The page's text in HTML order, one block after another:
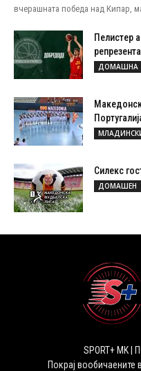
вчерашната победа над Кипар,
Пелистер
ДОМАШНА
Силекс
ДОМАШЕН
SPORT+ MK
Покрај вообичаените